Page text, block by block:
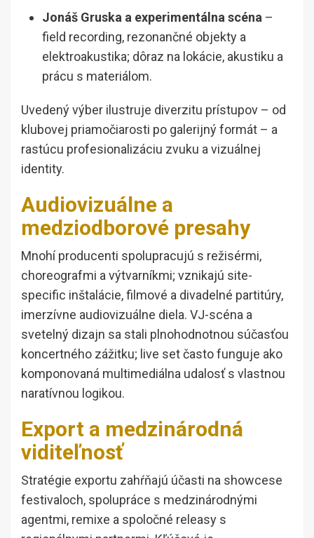
Jonáš Gruska a experimentálna scéna –
field recording, rezonančné objekty a
elektroakustika; dôraz na lokácie, akustiku a
prácu s materiálom.
Uvedený výber ilustruje diverzitu prístupov – od
klubovej priamočiarosti po galerijný formát – a
rastúcu profesionalizáciu zvuku a vizuálnej
identity.
Audiovizuálne a
medziodborové presahy
Mnohí producenti spolupracujú s režisérmi,
choreografmi a výtvarníkmi; vznikajú site-
specific inštalácie, filmové a divadelné partitúry,
imerzívne audiovizuálne diela. VJ-scéna a
svetelný dizajn sa stali plnohodnotnou súčasťou
koncertného zážitku; live set často funguje ako
komponovaná multimediálna udalosť s vlastnou
naratívnou logikou.
Export a medzinárodná
viditeľnosť
Stratégie exportu zahŕňajú účasti na showcese
festivaloch, spolupráce s medzinárodnými
agentmi, remixe a spoločné releasy s